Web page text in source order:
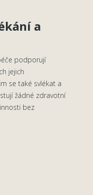
a
podporují
jejich
se také svlékat a
žádné zdravotní
bez